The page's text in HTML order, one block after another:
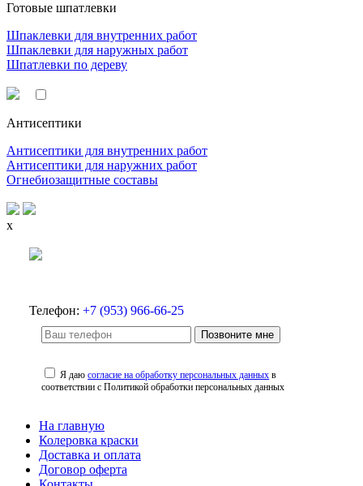
Готовые шпатлевки
Шпаклевки для внутренних работ
Шпаклевки для наружных работ
Шпатлевки по дереву
Антисептики
Антисептики для внутренних работ
Антисептики для наружних работ
Огнебиозащитные составы
x
Телефон: +7 (953) 966-66-25
Позвоните мне
Я даюсогласие на обработку персональных данных в
соответствии с Политикой обработки персональных данных
На главную
Колеровка краски
Доставка и оплата
Договор оферта